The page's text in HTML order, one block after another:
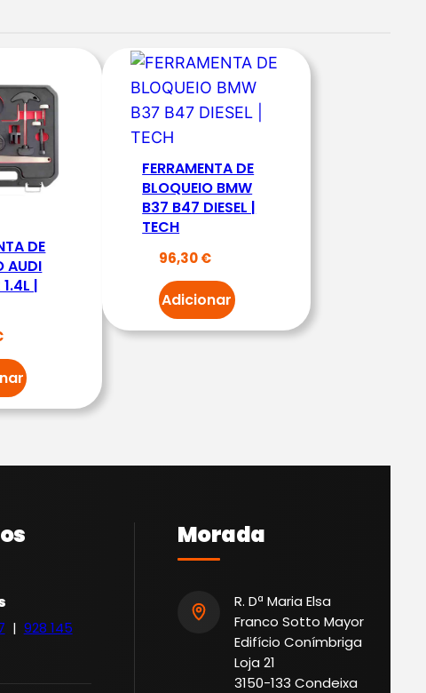
DE
AUDI
|
FERRAMENTA DE
BLOQUEIO BMW
B37 B47 DIESEL |
TECH
96,30€
Adicionar
| 928 145
Morada
R. Dª Maria Elsa
Franco Sotto Mayor
Edifício Conímbriga
Loja 21
3150-133 Condeixa